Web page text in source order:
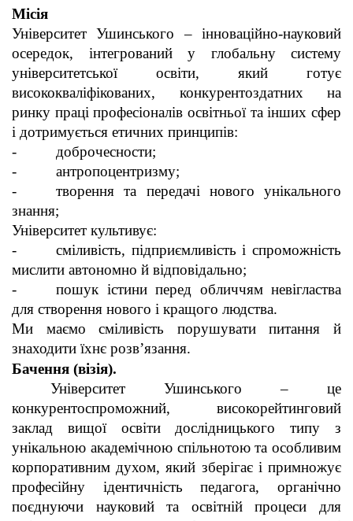
Місія
Університет Ушинського – інноваційно-науковий
осередок, інтегрований у глобальну систему
університетської освіти, який готує
висококваліфікованих, конкурентоздатних на
ринку праці професіоналів освітньої та інших сфер
і дотримується етичних принципів:
- доброчесности;
- антропоцентризму;
- творення та передачі нового унікального
знання;
Університет культивує:
- сміливість, підприємливість і спроможність
мислити автономно й відповідально;
- пошук істини перед обличчям невігластва
для створення нового і кращого людства.
Ми маємо сміливість порушувати питання й
знаходити їхнє розв’язання.
Бачення (візія).
Університет Ушинського – це
конкурентоспроможний, високорейтинговий
заклад вищої освіти дослідницького типу з
унікальною академічною спільнотою та особливим
корпоративним духом, який зберігає і примножує
професійну ідентичність педагога, органічно
поєднуючи науковий та освітній процеси для